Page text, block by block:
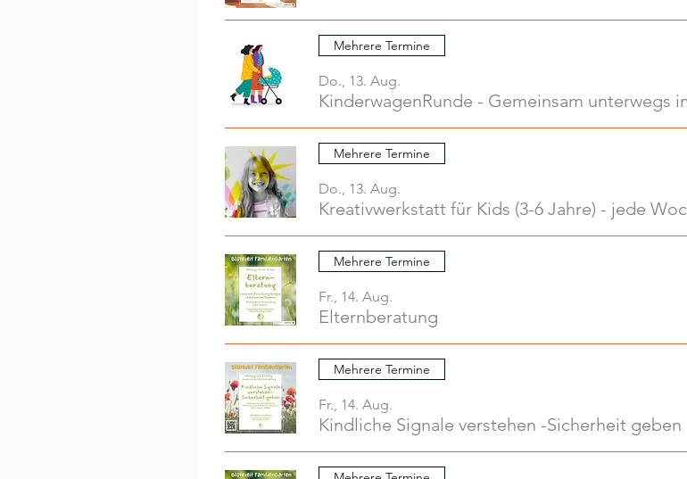
Mehrere Termine
Do., 13. Aug.
Mehrere Termine
Do., 13. Aug.
Mehrere Termine
Fr., 14. Aug.
Elternberatung
Mehrere Termine
Fr., 14. Aug.
Kindliche Signale verstehen -Sicherheit geben